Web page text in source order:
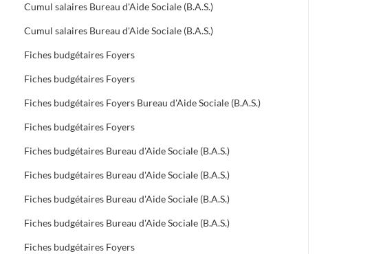
Cumul salaires Bureau d'Aide Sociale (B.A.S.)
Cumul salaires Bureau d'Aide Sociale (B.A.S.)
Fiches budgétaires Foyers
Fiches budgétaires Foyers
Fiches budgétaires Foyers Bureau d'Aide Sociale (B.A.S.)
Fiches budgétaires Foyers
Fiches budgétaires Bureau d'Aide Sociale (B.A.S.)
Fiches budgétaires Bureau d'Aide Sociale (B.A.S.)
Fiches budgétaires Bureau d'Aide Sociale (B.A.S.)
Fiches budgétaires Bureau d'Aide Sociale (B.A.S.)
Fiches budgétaires Foyers